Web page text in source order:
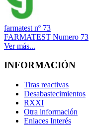
farmatest nº 73
FARMATEST Numero 73
Ver más...
INFORMACIÓN
Tiras reactivas
Desabastecimientos
RXXI
Otra información
Enlaces Interés